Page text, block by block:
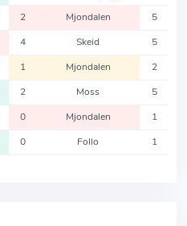
2 Mjondalen 5
4 Skeid 5
1 Mjondalen 2
2 Moss 5
0 Mjondalen 1
0 Follo 1